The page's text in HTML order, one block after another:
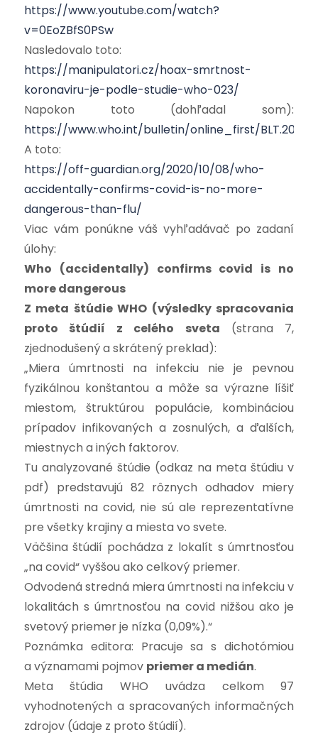
https://www.youtube.com/watch?
v=0EoZBfS0PSw
Nasledovalo toto:
https://manipulatori.cz/hoax-smrtnost-
koronaviru-je-podle-studie-who-023/
Napokon toto (dohľadal som):
https://www.who.int/bulletin/online_first/
A toto:
https://off-guardian.org/2020/10/08/who-
accidentally-confirms-covid-is-no-more-
dangerous-than-flu/
Viac vám ponúkne váš vyhľadávač po zadaní
úlohy:
Who (accidentally) confirms covid is no
more dangerous
Z meta štúdie WHO (výsledky spracovania
proto štúdií z celého sveta (strana 7,
zjednodušený a skrátený preklad):
„Miera úmrtnosti na infekciu nie je pevnou
fyzikálnou konštantou a môže sa výrazne líšiť
miestom, štruktúrou populácie, kombináciou
prípadov infikovaných a zosnulých, a ďalších,
miestnych a iných faktorov.
Tu analyzované štúdie (odkaz na meta štúdiu v
pdf) predstavujú 82 rôznych odhadov miery
úmrtnosti na covid, nie sú ale reprezentatívne
pre všetky krajiny a miesta vo svete.
Väčšina štúdií pochádza z lokalít s úmrtnosťou
„na covid“ vyššou ako celkový priemer.
Odvodená stredná miera úmrtnosti na infekciu v
lokalitách s úmrtnosťou na covid nižšou ako je
svetový priemer je nízka (0,09%).“
Poznámka editora: Pracuje sa s dichotómiou
a významami pojmov priemer a medián.
Meta štúdia WHO uvádza celkom 97
vyhodnotených a spracovaných informačných
zdrojov (údaje z proto štúdií).